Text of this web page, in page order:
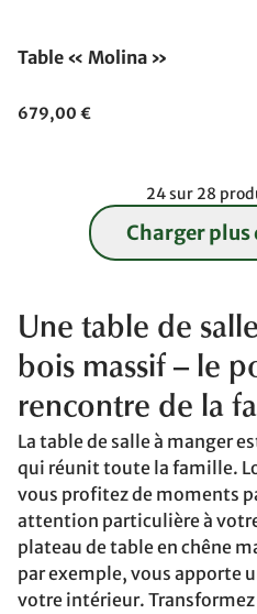
Table « Molina »
679,00 €
24 sur 28
Charger
Une table de
bois massif – le
rencontre de la
La table de salle à manger
qui réunit toute la famille.
vous profitez de moments
attention particulière à
plateau de table en chêne
par exemple, vous apporte
votre intérieur.